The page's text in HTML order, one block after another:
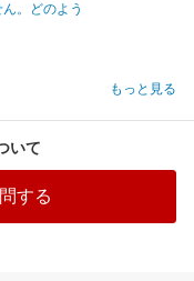
。どのよう
もっと見る
いて
する